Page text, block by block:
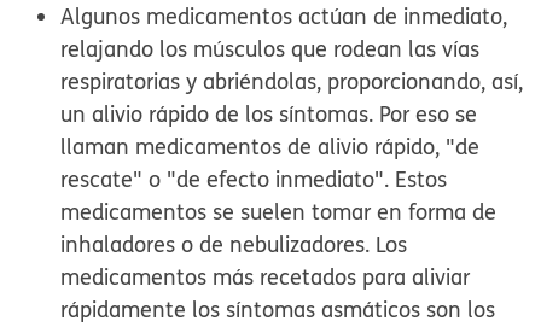
Algunos medicamentos actúan de inmediato,
relajando los músculos que rodean las vías
respiratorias y abriéndolas, proporcionando, así,
un alivio rápido de los síntomas. Por eso se
llaman medicamentos de alivio rápido, "de
rescate" o "de efecto inmediato". Estos
medicamentos se suelen tomar en forma de
inhaladores o de nebulizadores. Los
medicamentos más recetados para aliviar
rápidamente los síntomas asmáticos son los